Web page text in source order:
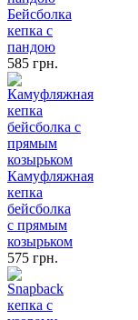
Бейсболка
кепка с
пандою
585 грн.
Камуфляжная
кепка
бейсболка
с прямым
козырьком
575 грн.